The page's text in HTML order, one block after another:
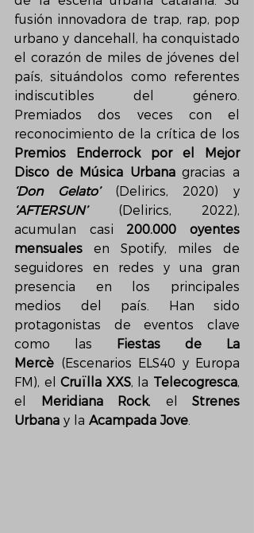
fusión innovadora de trap, rap, pop
urbano y dancehall, ha conquistado
el corazón de miles de jóvenes del
país, situándolos como referentes
indiscutibles del género.
Premiados dos veces con el
Premios Enderrock por el Mejor
Disco de Música Urbana
‘Don Gelato’
‘AFTERSUN’ (Delirics, 2022),
acumulan casi 200.000 oyentes
mensuales en Spotify, miles de
seguidores en redes y una gran
presencia en los principales
medios del país. Han sido
protagonistas de eventos clave
como las
Fiestas de La
Mercè (Escenarios ELS40 y Europa
FM), el Cruïlla XXS, la Telecogresca,
el
Meridiana Rock, el Strenes
Urbana y la Acampada Jove.